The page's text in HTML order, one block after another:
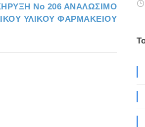
Νο 206 ΑΝΑΛΩΣΙΜΟ
ΥΛΙΚΟΥ ΦΑΡΜΑΚΕΙΟΥ